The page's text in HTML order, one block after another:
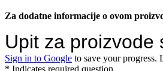
Za dodatne informacije o ovom